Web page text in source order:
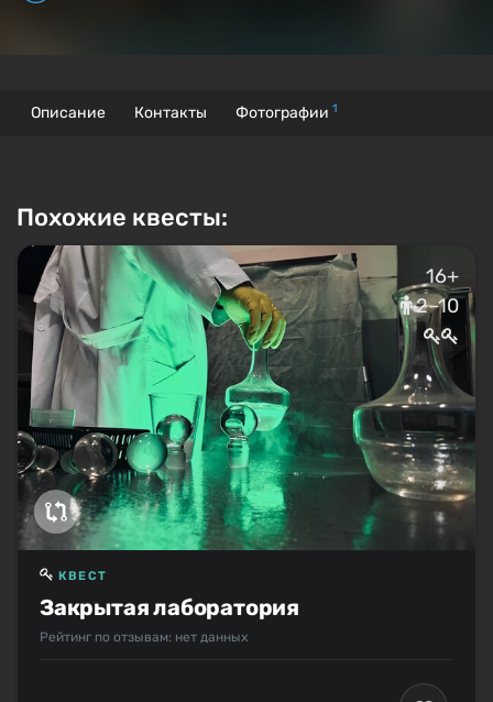
Описание Контакты Фотографии 1
Похожие квесты:
16+
2–10
Закрытая лаборатория
КВЕСТ
Рейтинг по отзывам: нет данных